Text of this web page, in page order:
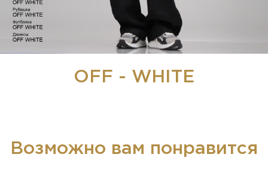
OFF - WHITE
Возможно вам понравится